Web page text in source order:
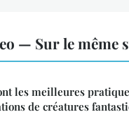
— Sur le même
les meilleures
de créatures